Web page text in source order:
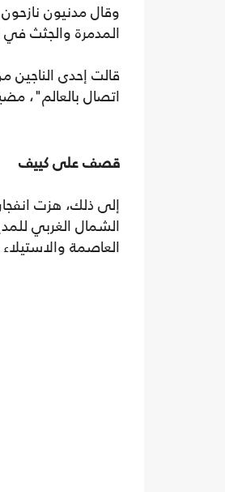
وقال مدنيون
المدمرة والجثث
قالت إحدى الناجين
اتصال بالعالم"،
قصف على كييف
إلى ذلك، هزت
الشمال الغربي
العاصمة والاستيلاء